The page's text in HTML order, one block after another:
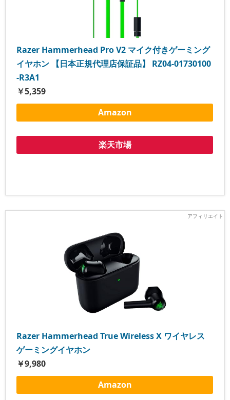
Razer Hammerhead Pro V2 マイク付きゲーミング
イヤホン 【日本正規代理店保証品】 RZ04-01730100
-R3A1
￥5,359
Amazon
楽天市場
Razer Hammerhead True Wireless X ワイヤレス
ゲーミングイヤホン
￥9,980
Amazon